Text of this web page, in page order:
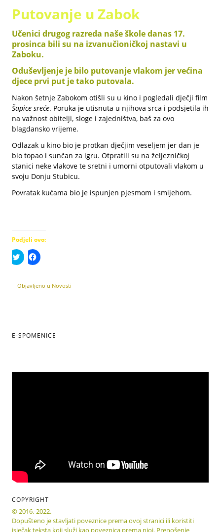
Putovanje u Zabok
Učenici drugog razreda naše škole danas 17.
prosinca bili su na izvanučioničkoj nastavi u
Zaboku.
Oduševljenje je bilo putovanje vlakom jer većina
djece prvi put je tako putovala.
Nakon šetnje Zabokom otišli su u kino i pogledali dječji film
Šapice sreće. Poruka je utisnuta u njihova srca i podsjetila ih
na važnost obitelji, sloge i zajedništva, baš za ovo
blagdansko vrijeme.
Odlazak u kino bio je protkan dječjim veseljem jer dan je
bio topao i sunčan za igru. Otpratili su na željezničkoj
stanici neke vlakove te sretni i umorni otputovali vlakom u
svoju Donju Stubicu.
Povratak kućama bio je ispunjen pjesmom i smijehom.
Podjeli ovo:
Podijeli
na
u
Klikom
podijelite
u
Objavljeno u Novosti
E-SPOMENICE
COPYRIGHT
© 2016.-2022.
Dopušteno je stavljati poveznice prema ovoj stranici ili koristiti
isječak teksta koji služi kao poveznica prema njoj. Prenošenje